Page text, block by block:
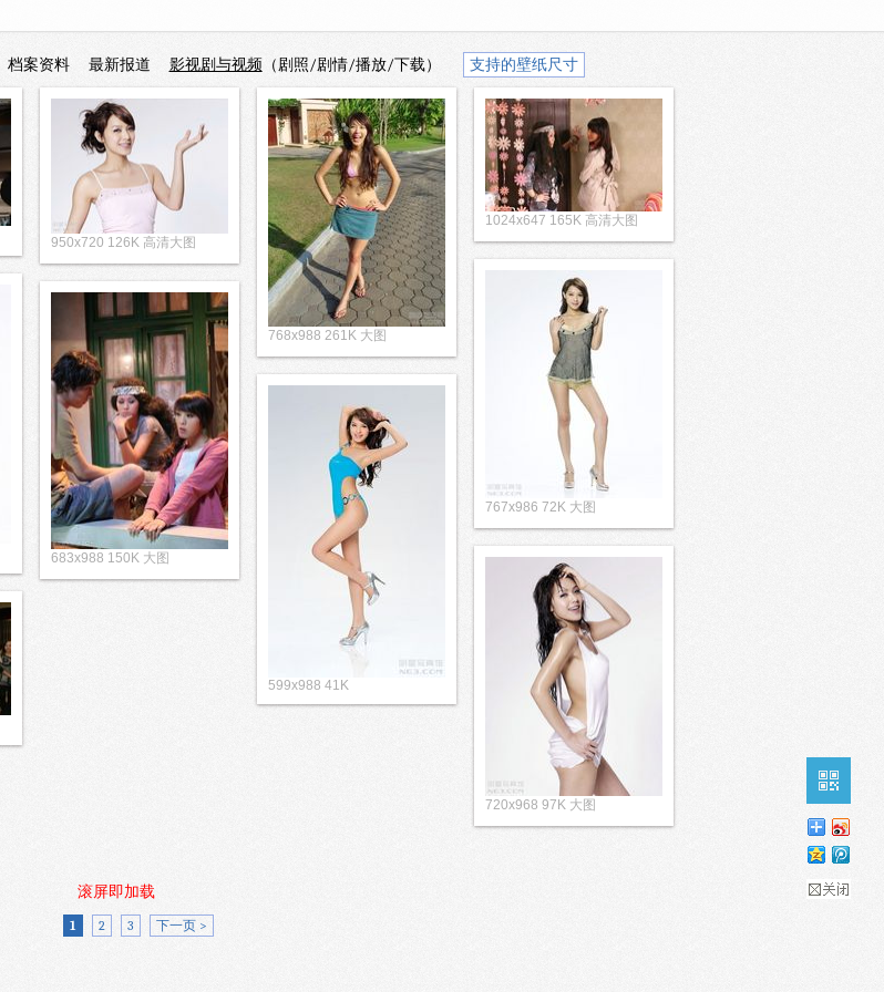
档案资料 最新报道 影视剧与视频（剧照/剧情/播放/下载） 支持的壁纸尺寸
950x720 126K 高清大图
768x988 261K 大图
1024x647 165K 高清大图
767x986 72K 大图
683x988 150K 大图
599x988 41K
720x968 97K 大图
滚屏即加载
1 2 3 下一页 >